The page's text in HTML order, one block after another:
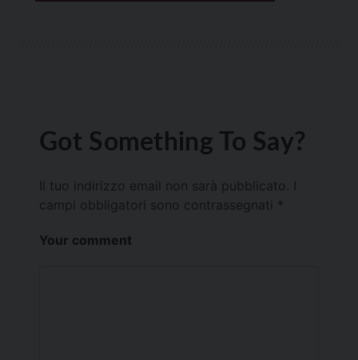
Got Something To Say?
Il tuo indirizzo email non sarà pubblicato.
campi obbligatori sono contrassegnati *
Your comment